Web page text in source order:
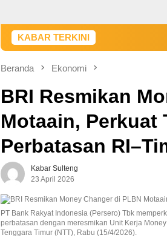
KABAR TERKINI
Beranda Ekonomi
BRI Resmikan
Motaain, Perkuat
Perbatasan
Kabar Sulteng
23 April 2026
PT Bank Rakyat Indonesia (Persero) Tbk
perbatasan dengan meresmikan Unit Kerja
Tenggara Timur (NTT), Rabu (15/4/2026).